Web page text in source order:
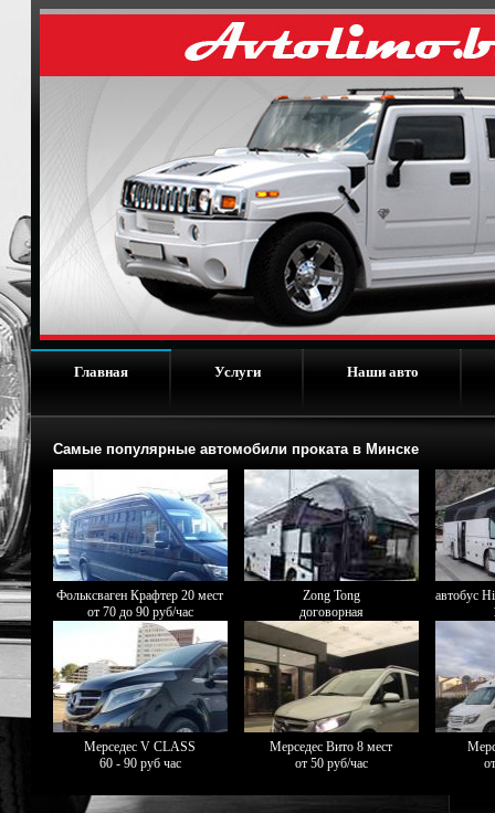
Главная Услуги Наши авто
Самые популярные автомобили проката в Минске
Фольксваген Крафтер 20 мест
от 70 до 90 руб/час
Zong Tong
договорная
автобус
Мерседес V CLASS
60 - 90 руб час
Мерседес Вито 8 мест
от 50 руб/час